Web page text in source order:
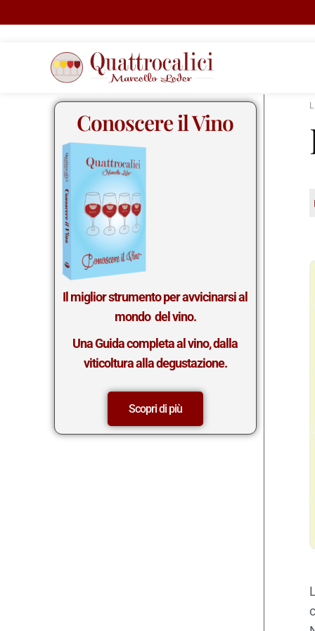
Conoscere il Vino
Il miglior strumento per avvicinarsi al
mondo del vino.
Una Guida completa al vino, dalla
viticoltura alla degustazione.
Scopri di più